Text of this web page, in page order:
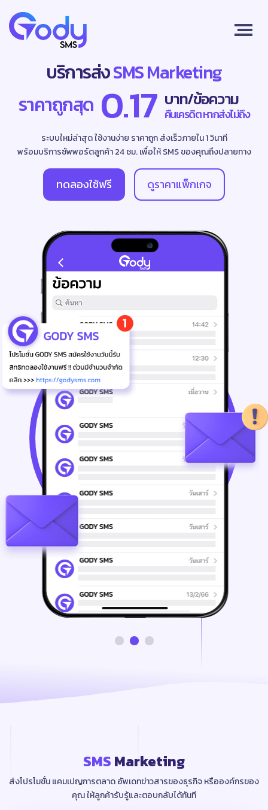
บริการส่งSMS Marketing
ราคาถูกสุด 0.17 บาท/ข้อความ
คืนเครดิต หากส่งไม่ถึง
ระบบใหม่ล่าสุด ใช้งานง่าย ราคาถูก ส่งเร็วภายใน 1 วินาที
พร้อมบริการซัพพอร์ตลูกค้า 24 ชม. เพื่อให้ SMS ของคุณถึงปลายทาง
ทดลองใช้ฟรี ดูราคาแพ็กเกจ
SMS Marketing
ส่งโปรโมชั่น แคมเปญการตลาด อัพเดทข่าวสารของธุรกิจ หรือองค์กรของ
คุณให้ลูกค้ารับรู้และตอบกลับได้ทันที